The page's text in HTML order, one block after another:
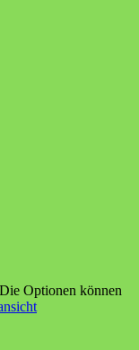
Optionen können